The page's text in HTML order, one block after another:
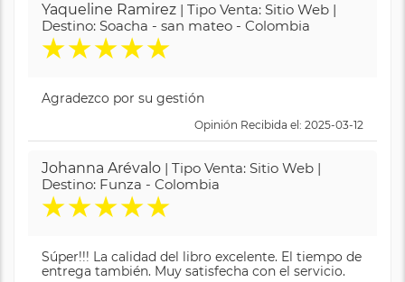
Yaqueline Ramirez | Tipo Venta: Sitio Web |
Destino: Soacha - san mateo - Colombia
★★★★★
Agradezco por su gestión
Opinión Recibida el: 2025-03-12
Johanna Arévalo | Tipo Venta: Sitio Web |
Destino: Funza - Colombia
★★★★★
Súper!!! La calidad del libro excelente. El tiempo de
entrega también. Muy satisfecha con el servicio.